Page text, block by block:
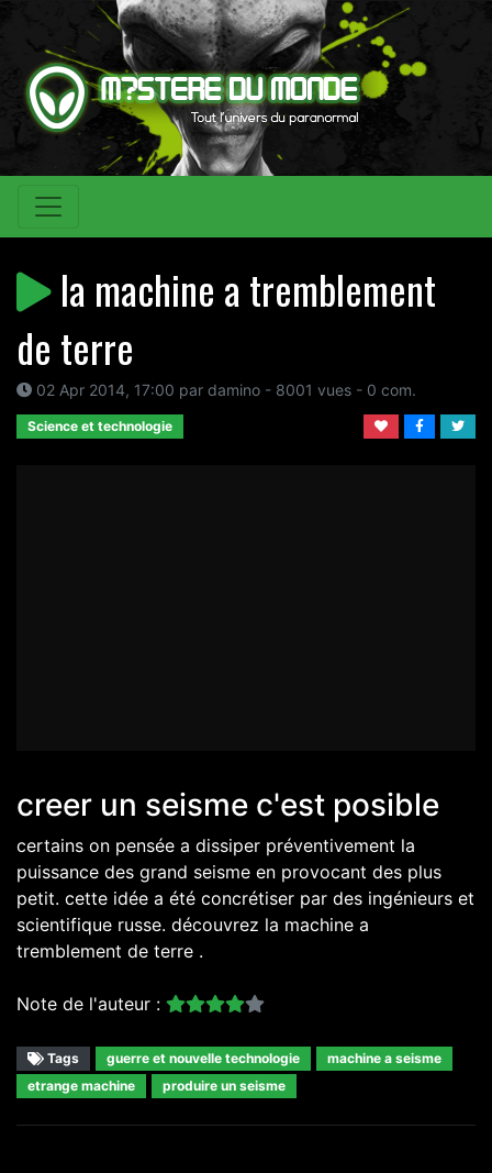
la machine a tremblement
de terre
02 Apr 2014, 17:00 par damino - 8001 vues - 0 com.
Science et technologie
creer un seisme c'est posible
certains on pensée a dissiper préventivement la
puissance des grand seisme en provocant des plus
petit. cette idée a été concrétiser par des ingénieurs et
scientifique russe. découvrez la machine a
tremblement de terre .
Note de l'auteur :
Tags guerre et nouvelle technologie
machine a seisme
etrange machine
produire un seisme